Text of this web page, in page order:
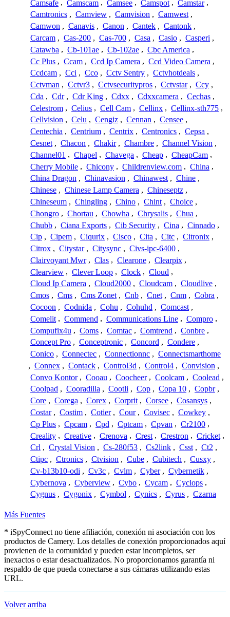
Camsafe , Camscam , Camsee , Camspot , Camstar ,
Camtronics , Camview , Camvision , Camwest ,
Camwon , Canavis , Canon , Cantek , Cantonk ,
Carcam , Cas-200 , Cas-700 , Casa , Casio , Casperi ,
Catawba , Cb-101ae , Cb-102ae , Cbc America ,
Cc Plus , Ccam , Ccd Ip Camera , Ccd Video Camera ,
Ccdcam , Cci , Cco , Cctv Sentry , Cctvhotdeals ,
Cctvman , Cctvr3 , Cctvsecuritypros , Cctvstar , Ccy ,
Cda , Cdr , Cdr King , Cdxx , Cdxxcamera , Cechas ,
Celestrom , Celius , Cell Cam , Cellinx , Cellinx-sth775 ,
Cellvision , Celu , Cengiz , Cennan , Censee ,
Centechia , Centrium , Centrix , Centronics , Cepsa ,
Cesnet , Chacon , Chakir , Chambre , Channel Vision ,
Channel01 , Chapel , Chavega , Cheap , CheapCam ,
Cherry Mobile , Chicony , Childrenview.com , China ,
China Dragon , Chinavasion , Chinawest , Chine ,
Chinese , Chinese Lamp Camera , Chineseptz ,
Chineseum , Chingling , Chino , Chint , Choice ,
Chongro , Chortau , Chowha , Chrysalis , Chua ,
Chubb , Ciana Exports , Cib Security , Cina , Cinnado ,
Cip , Cipem , Ciqurix , Cisco , Cita , Citc , Citronix ,
Citrox , Citystar , Citysync , Civs-ipc-6400 ,
Clairvoyant Mwr , Clas , Clearone , Clearpix ,
Clearview , Clever Loop , Clock , Cloud ,
Cloud Ip Camera , Cloud2000 , Cloudcam , Cloudlive ,
Cmos , Cms , Cms Zonet , Cnb , Cnet , Cnm , Cobra ,
Cocoon , Codnida , Cohu , Cohuhd , Comcast ,
Comelit , Commend , Communications Line , Compro ,
Compufix4u , Coms , Comtac , Comtrend , Conbre ,
Concept Pro , Conceptronic , Concord , Condere ,
Conico , Connectec , Connectionnc , Connectsmarthome
, Connex , Contack , Control3d , Control4 , Convision ,
Convo Kontor , Cooau , Coocheer , Coolcam , Coolead ,
Coolpad , Cooradilla , Cootli , Cop , Copa 10 , Copbr ,
Core , Corega , Corex , Corprit , Corsee , Cosansys ,
Costar , Costim , Cotier , Cour , Covisec , Cowkey ,
Cp Plus , Cpcam , Cpd , Cptcam , Cpvan , Cr2100 ,
Creality , Creative , Crenova , Crest , Crestron , Cricket ,
Crl , Crystal Vision , Cs-280f53 , Cs2link , Csst , Ct2 ,
Ctipc , Ctronics , Ctvision , Cube , Cubitech , Cusxy ,
Cv-b13b10-odi , Cv3c , Cvlm , Cyber , Cybernetik ,
Cybernova , Cyberview , Cybo , Cycam , Cyclops ,
Cygnus , Cygonix , Cymbol , Cynics , Cyrus , Czarna
Más Fuentes
* iSpyConnect no tiene afiliación, conexión ni asociación con los
productos de Camery. Los detalles de conexión proporcionados aquí
provienen de la comunidad y pueden estar incompletos, ser
inexactos o estar desactualizados. No proporcionamos garantía ni
respaldo de que pueda conectarse a sus cámaras utilizando estas
URL.
Volver arriba